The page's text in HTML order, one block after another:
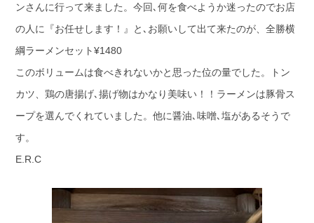
ンさんに行って来ました。今回､何を食べようか迷ったのでお店
の人に『お任せします！』と､お願いして出て来たのが、全勝横
綱ラーメンセット¥1480
このボリュームは食べきれないかと思った位の量でした。トン
カツ、鶏の唐揚げ､揚げ物はかなり美味い！！ラーメンは豚骨ス
ープを選んでくれていました。他に醤油､味噌､塩があるそうで
す。
E.R.C